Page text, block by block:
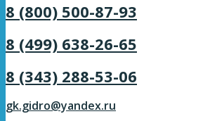
8 (800) 500-87-93
8 (499) 638-26-65
8 (343) 288-53-06
gk.gidro@yandex.ru